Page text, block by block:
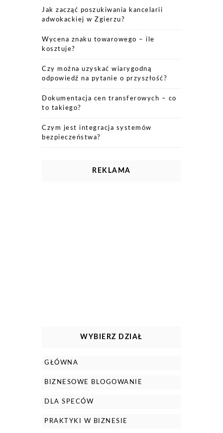
Jak zacząć poszukiwania kancelarii
adwokackiej w Zgierzu?
Wycena znaku towarowego – ile
kosztuje?
Czy można uzyskać wiarygodną
odpowiedź na pytanie o przyszłość?
Dokumentacja cen transferowych – co
to takiego?
Czym jest integracja systemów
bezpieczeństwa?
REKLAMA
WYBIERZ DZIAŁ
GŁÓWNA
BIZNESOWE BLOGOWANIE
DLA SPECÓW
PRAKTYKI W BIZNESIE